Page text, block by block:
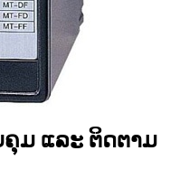
ຄຸມ ແລະ ຕິດຕາມ